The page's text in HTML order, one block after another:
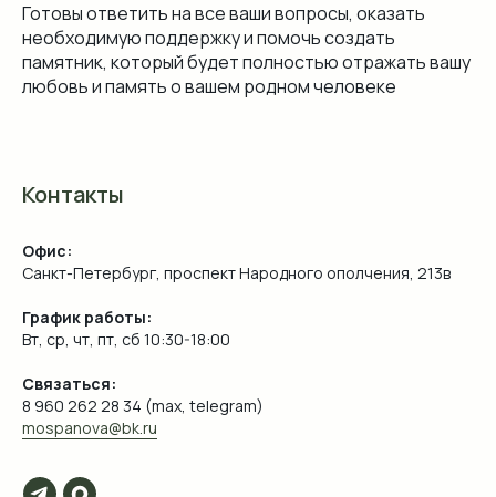
Готовы ответить на все ваши вопросы, оказать
необходимую поддержку и помочь создать
памятник, который будет полностью отражать вашу
любовь и память о вашем родном человеке
Контакты
Офис:
Санкт-Петербург, проспект Народного ополчения, 213в
График работы:
Вт, ср, чт, пт, сб 10:30-18:00
Связаться:
8 960 262 28 34 (max, telegram)
mospanova@bk.ru